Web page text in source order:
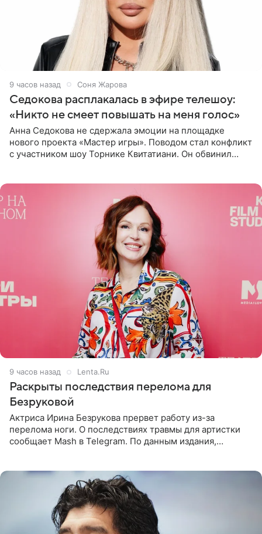
9 часов назад Соня Жарова
Седокова расплакалась в эфире телешоу:
«Никто не смеет повышать на меня голос»
Анна Седокова не сдержала эмоции на площадке
нового проекта «Мастер игры». Поводом стал конфликт
с участником шоу Торнике Квитатиани. Он обвинил
9 часов назад Lenta.Ru
Раскрыты последствия перелома для
Безруковой
Актриса Ирина Безрукова прервет работу из-за
перелома ноги. О последствиях травмы для артистки
сообщает Mash в Telegram. По данным издания,